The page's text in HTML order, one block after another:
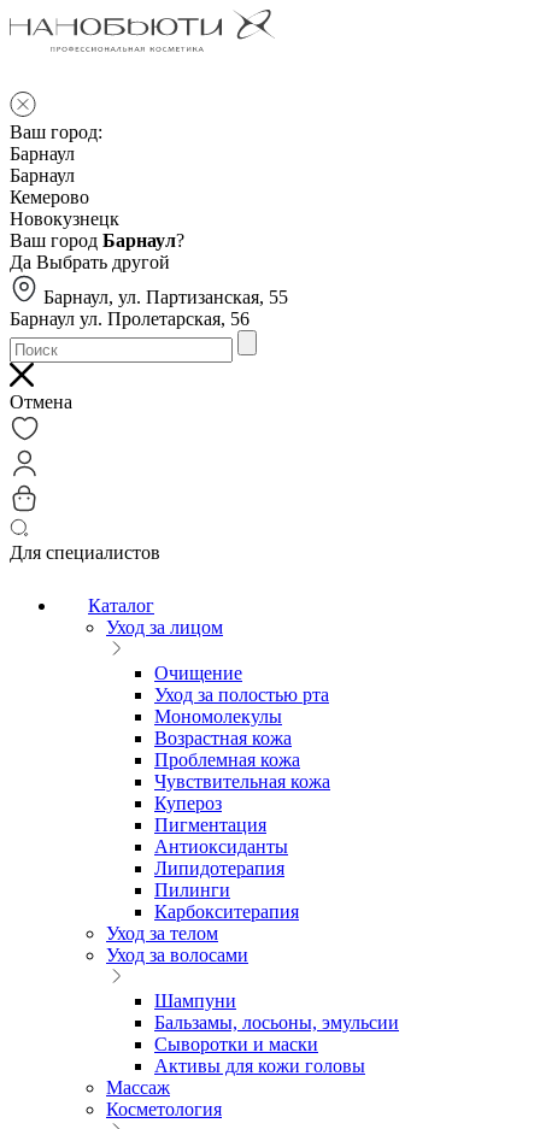
Ваш город:
Барнаул
Барнаул
Кемерово
Новокузнецк
Ваш город Барнаул?
Да Выбрать другой
Барнаул, ул. Партизанская, 55
Барнаул ул. Пролетарская, 56
Отмена
Для специалистов
Каталог
Уход за лицом
Очищение
Уход за полостью рта
Мономолекулы
Возрастная кожа
Проблемная кожа
Чувствительная кожа
Купероз
Пигментация
Антиоксиданты
Липидотерапия
Пилинги
Карбокситерапия
Уход за телом
Уход за волосами
Шампуни
Бальзамы, лосьоны, эмульсии
Сыворотки и маски
Активы для кожи головы
Массаж
Косметология